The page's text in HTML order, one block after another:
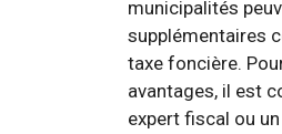
municipalités
supplémentaires
taxe foncière.
avantages, il est
expert fiscal ou